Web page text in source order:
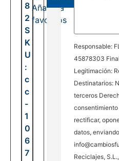
8
2
S
K
U
:
c
c
-
1
0
6
7
Añadir a
favoritos
Responsable:
45878303
Legitimación:
Destinatarios:
terceros
rectificar,
datos,
Reciclajes,